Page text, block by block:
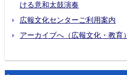
ける意和太鼓演奏
広報文化センターご利用案内
アーカイブへ（広報文化・教育）